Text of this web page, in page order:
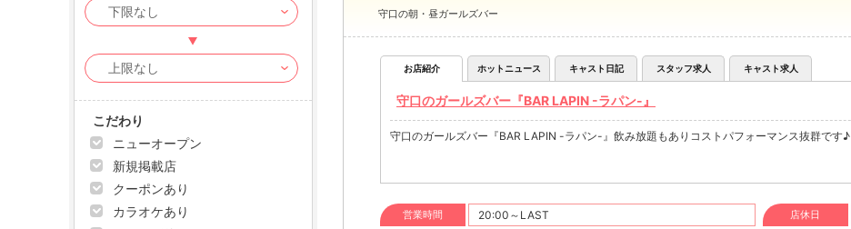
守口の朝・昼ガールズバー
お店紹介 ホットニュース キャスト日記 スタッフ求人 キャスト求人
守口のガールズバー『BAR LAPIN -ラパン-』
守口のガールズバー『BAR LAPIN -ラパン-』飲み放題もありコストパフォーマンス抜群です♪
営業時間 20:00～LAST 店休日
こだわり
ニューオープン
新規掲載店
クーポンあり
カラオケあり